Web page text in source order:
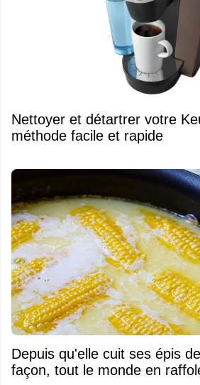
Nettoyer et détartrer votre
méthode facile et rapide
Depuis qu'elle cuit ses épis
façon, tout le monde en